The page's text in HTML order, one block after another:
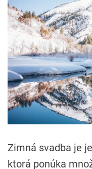
Zimná svadba je
ktorá ponúka